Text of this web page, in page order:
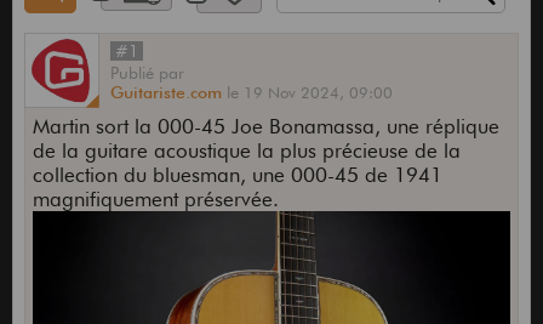
#1
Publié par
Guitariste.com le 19 Nov 2024, 09:00
Martin sort la 000-45 Joe Bonamassa, une réplique
de la guitare acoustique la plus précieuse de la
collection du bluesman, une 000-45 de 1941
magnifiquement préservée.